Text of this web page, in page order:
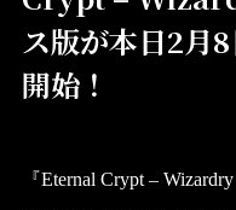
ス版が本日2月
開始！
『Eternal Crypt –